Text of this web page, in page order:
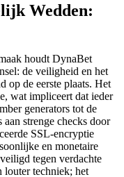
Wedden:
houdt DynaBet
de veiligheid en het
op de eerste plaats. Het
wat impliceert dat ieder
generators tot de
strenge checks door
SSL-encryptie
en monetaire
tegen verdachte
louter techniek; het